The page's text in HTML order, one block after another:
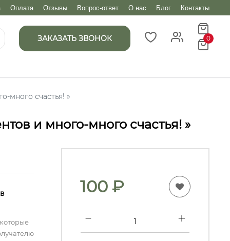
Оплата Отзывы Вопрос-ответ О нас Блог Контакты
ЗАКАЗАТЬ ЗВОНОК 0
много счастья! »
и много-много счастья! »
100₽